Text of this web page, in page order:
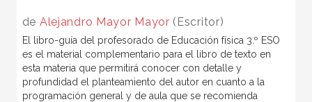
de Alejandro Mayor Mayor (Escritor)
El libro-guía del profesorado de Educación física 3.º ESO
es el material complementario para el libro de texto en
esta materia que permitirá conocer con detalle y
profundidad el planteamiento del autor en cuanto a la
programación general y de aula que se recomienda